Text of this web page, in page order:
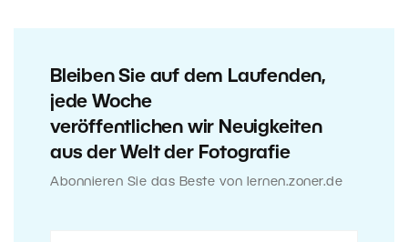
Bleiben Sie auf dem Laufenden,
jede Woche
veröffentlichen wir Neuigkeiten
aus der Welt der Fotografie
Abonnieren Sie das Beste von lernen.zoner.de